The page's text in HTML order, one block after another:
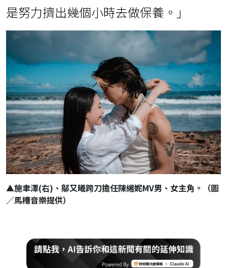
是努力擠出幾個小時去做保養。」
▲施聿澤(右)、鄔又曦跨刀擔任陳緗妮MV男、女主角。（圖
／馬槽音樂提供）